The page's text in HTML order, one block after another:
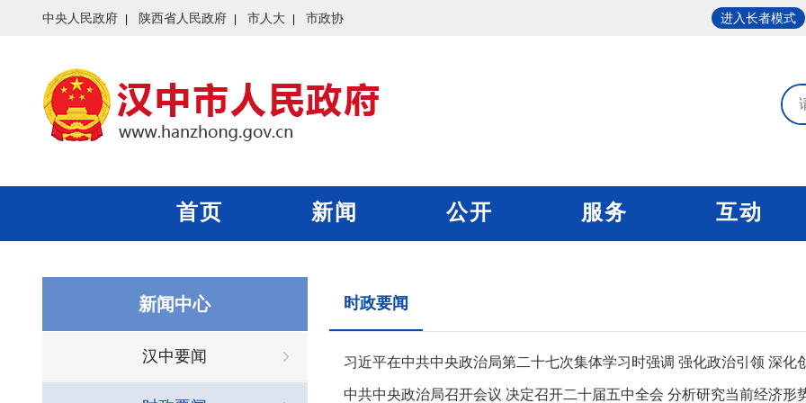
中央人民政府 陕西省人民政府 市人大 市政协 进入长者模式
首页 新闻 公开 服务 互动
新闻中心
汉中要闻
时政要闻
习近平在中共中央政治局第二十七次集体学习时强调 强化政治引领 深化
中共中央政治局召开会议 决定召开二十届五中全会 分析研究当前经济形